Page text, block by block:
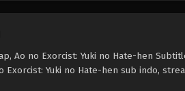
Ao no Exorcist: Yuki no Hate-hen
Yuki no Hate-hen sub indo,